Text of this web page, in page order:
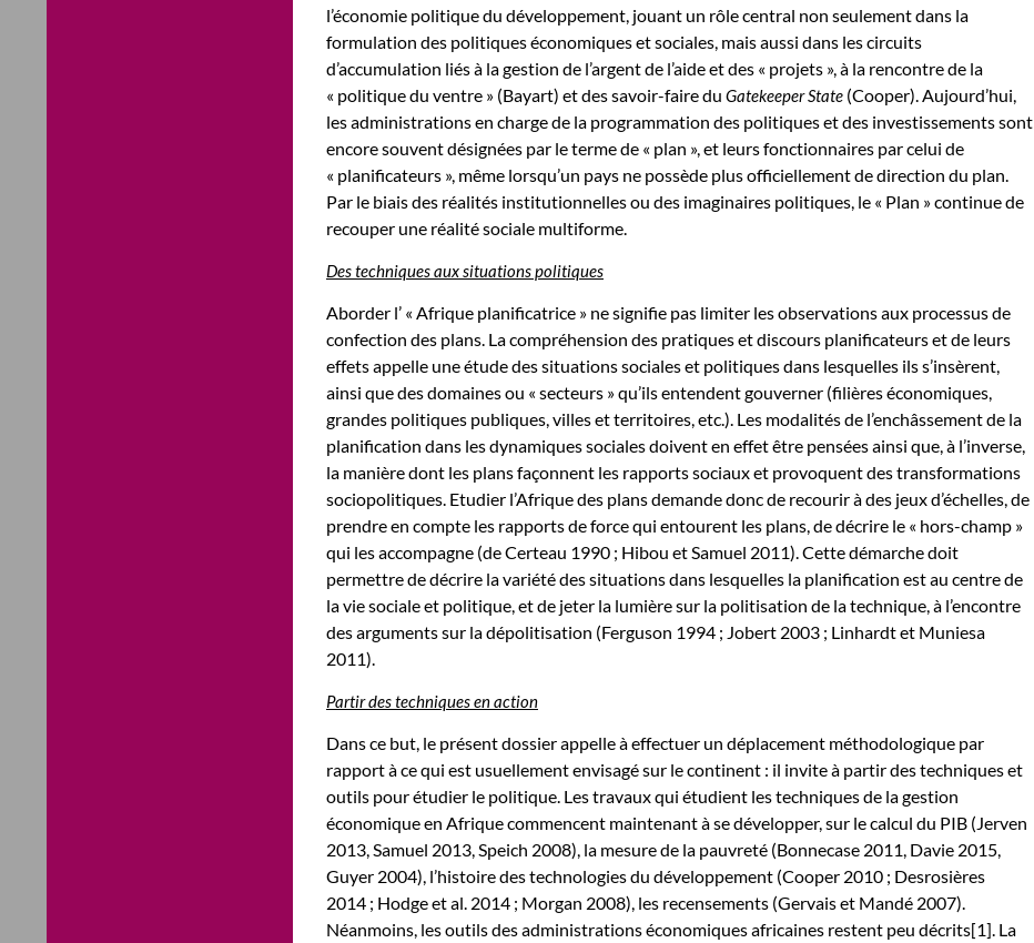
l’économie politique du développement, jouant un rôle central non seulement dans la
formulation des politiques économiques et sociales, mais aussi dans les circuits
d’accumulation liés à la gestion de l’argent de l’aide et des « projets », à la rencontre de la
« politique du ventre » (Bayart) et des savoir-faire du Gatekeeper State (Cooper). Aujourd’hui,
les administrations en charge de la programmation des politiques et des investissements sont
encore souvent désignées par le terme de « plan », et leurs fonctionnaires par celui de
« planificateurs », même lorsqu’un pays ne possède plus officiellement de direction du plan.
Par le biais des réalités institutionnelles ou des imaginaires politiques, le « Plan » continue de
recouper une réalité sociale multiforme.
Des techniques aux situations politiques
Aborder l’ « Afrique planificatrice » ne signifie pas limiter les observations aux processus de
confection des plans. La compréhension des pratiques et discours planificateurs et de leurs
effets appelle une étude des situations sociales et politiques dans lesquelles ils s’insèrent,
ainsi que des domaines ou « secteurs » qu’ils entendent gouverner (filières économiques,
grandes politiques publiques, villes et territoires, etc.). Les modalités de l’enchâssement de la
planification dans les dynamiques sociales doivent en effet être pensées ainsi que, à l’inverse,
la manière dont les plans façonnent les rapports sociaux et provoquent des transformations
sociopolitiques. Etudier l’Afrique des plans demande donc de recourir à des jeux d’échelles, de
prendre en compte les rapports de force qui entourent les plans, de décrire le « hors-champ »
qui les accompagne (de Certeau 1990 ; Hibou et Samuel 2011). Cette démarche doit
permettre de décrire la variété des situations dans lesquelles la planification est au centre de
la vie sociale et politique, et de jeter la lumière sur la politisation de la technique, à l’encontre
des arguments sur la dépolitisation (Ferguson 1994 ; Jobert 2003 ; Linhardt et Muniesa
2011).
Partir des techniques en action
Dans ce but, le présent dossier appelle à effectuer un déplacement méthodologique par
rapport à ce qui est usuellement envisagé sur le continent : il invite à partir des techniques et
outils pour étudier le politique. Les travaux qui étudient les techniques de la gestion
économique en Afrique commencent maintenant à se développer, sur le calcul du PIB (Jerven
2013, Samuel 2013, Speich 2008), la mesure de la pauvreté (Bonnecase 2011, Davie 2015,
Guyer 2004), l’histoire des technologies du développement (Cooper 2010 ; Desrosières
2014 ; Hodge et al. 2014 ; Morgan 2008), les recensements (Gervais et Mandé 2007).
Néanmoins, les outils des administrations économiques africaines restent peu décrits[1]. La